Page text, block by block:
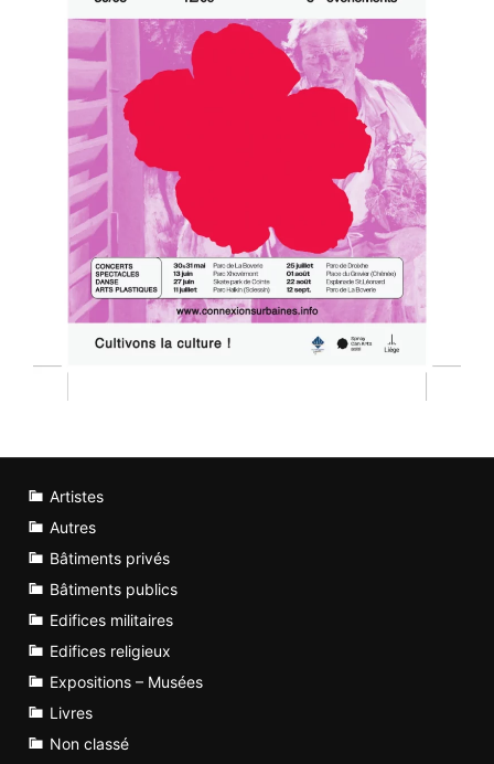
Artistes
Autres
Bâtiments privés
Bâtiments publics
Edifices militaires
Edifices religieux
Expositions – Musées
Livres
Non classé